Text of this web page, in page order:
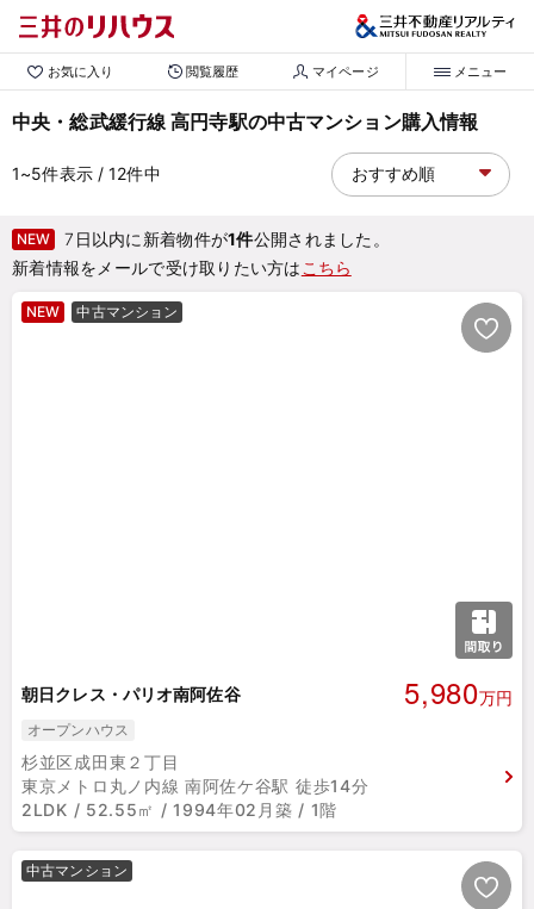
お気に入り 閲覧履歴 マイページ メニュー
中央・総武緩行線 高円寺駅の中古マンション購入情報
1~5件表示/ 12件中
NEW 7日以内に新着物件が1件公開されました。
新着情報をメールで受け取りたい方は こちら
NEW 中古マンション
朝日クレス・パリオ南阿佐谷 5,980万円
オープンハウス
杉並区成田東２丁目
東京メトロ丸ノ内線 南阿佐ケ谷駅 徒歩14分
2LDK / 52.55㎡ / 1994年02月築 / 1階
中古マンション